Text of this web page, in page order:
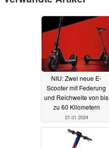
NIU: Zwei neue E-
Scooter mit Federung
und Reichweite von bis
zu 60 Kilometern
21.01.2024